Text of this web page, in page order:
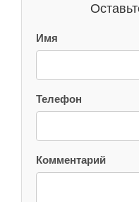
Имя
Телефон
Комментарий